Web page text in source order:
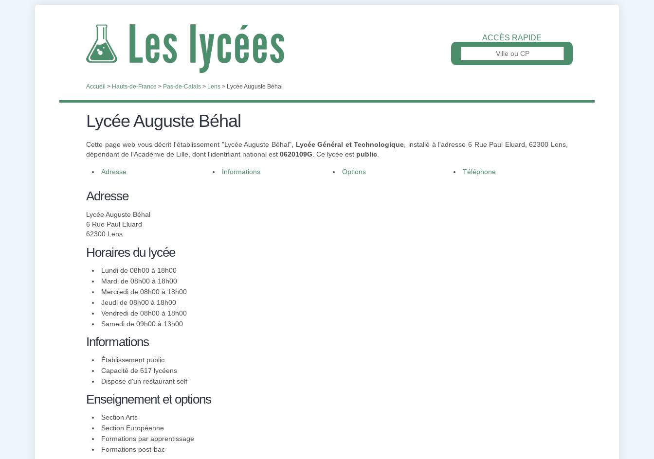
ACCÈS RAPIDE
Accueil > Hauts-de-France > Pas-de-Calais > Lens > Lycée Auguste Béhal
Lycée Auguste Béhal
Cette page web vous décrit l'établissement "Lycée Auguste Béhal", Lycée Général et Technologique , installé à l'adresse 6 Rue Paul Eluard, 62300 Lens,
dépendant de l'Académie de Lille, dont l'identifiant national est 0620109G . Ce lycée est public
Adresse Informations Options Téléphone
Adresse
Lycée Auguste Béhal
6 Rue Paul Eluard
62300 Lens
Horaires du lycée
Lundi de 08h00 à 18h00
Mardi de 08h00 à 18h00
Mercredi de 08h00 à 18h00
Jeudi de 08h00 à 18h00
Vendredi de 08h00 à 18h00
Samedi de 09h00 à 13h00
Informations
Établissement public
Capacité de 617 lycéens
Dispose d'un restaurant self
Enseignement et options
Section Arts
Section Européenne
Formations par apprentissage
Formations post-bac